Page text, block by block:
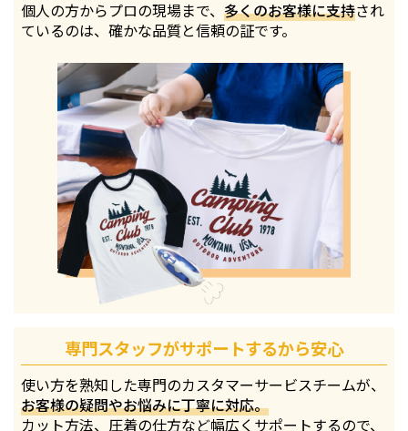
個人の方からプロの現場まで、多くのお客様に支持され
ているのは、確かな品質と信頼の証です。
専門スタッフがサポートするから安心
使い方を熟知した専門のカスタマーサービスチームが、
お客様の疑問やお悩みに丁寧に対応。
カット方法、圧着の仕方など幅広くサポートするので、